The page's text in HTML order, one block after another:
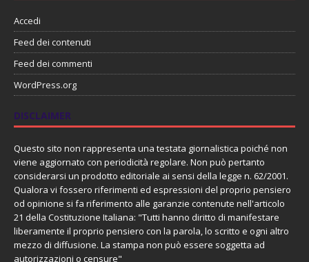
Accedi
Feed dei contenuti
Feed dei commenti
WordPress.org
DISCLAIMER
Questo sito non rappresenta una testata giornalistica poiché non
viene aggiornato con periodicità regolare. Non può pertanto
considerarsi un prodotto editoriale ai sensi della legge n. 62/2001.
Qualora vi fossero riferimenti ed espressioni del proprio pensiero
od opinione si fa riferimento alle garanzie contenute nell'articolo
21 della Costituzione Italiana: "Tutti hanno diritto di manifestare
liberamente il proprio pensiero con la parola, lo scritto e ogni altro
mezzo di diffusione. La stampa non può essere soggetta ad
autorizzazioni o censure"